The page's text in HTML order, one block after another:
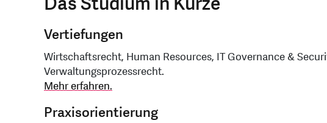
Vertiefungen
Wirtschaftsrecht, Human Resources, IT Governance &
Verwaltungsprozessrecht.
Mehr erfahren.
Praxisorientierung